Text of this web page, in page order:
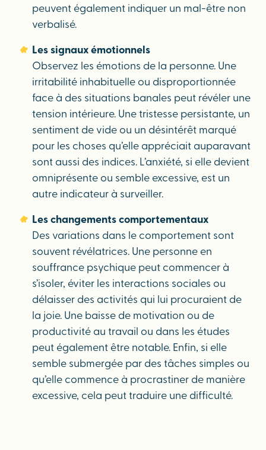
peuvent également indiquer un mal-être non
verbalisé.
Les signaux émotionnels
Observez les émotions de la personne. Une
irritabilité inhabituelle ou disproportionnée
face à des situations banales peut révéler une
tension intérieure. Une tristesse persistante, un
sentiment de vide ou un désintérêt marqué
pour les choses qu’elle appréciait auparavant
sont aussi des indices. L’anxiété, si elle devient
omniprésente ou semble excessive, est un
autre indicateur à surveiller.
Les changements comportementaux
Des variations dans le comportement sont
souvent révélatrices. Une personne en
souffrance psychique peut commencer à
s’isoler, éviter les interactions sociales ou
délaisser des activités qui lui procuraient de
la joie. Une baisse de motivation ou de
productivité au travail ou dans les études
peut également être notable. Enfin, si elle
semble submergée par des tâches simples ou
qu’elle commence à procrastiner de manière
excessive, cela peut traduire une difficulté.